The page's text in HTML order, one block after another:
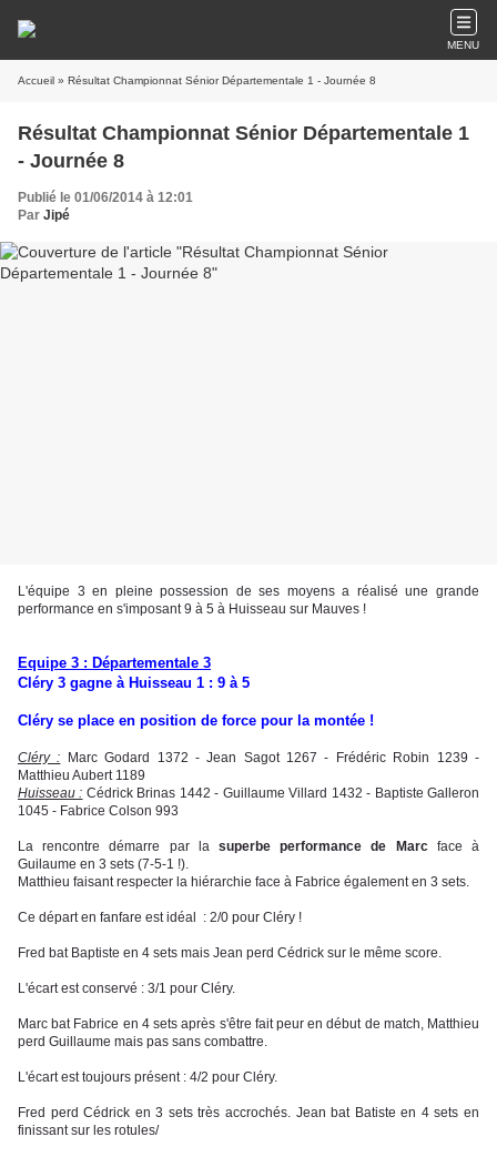
MENU
Accueil » Résultat Championnat Sénior Départementale 1 - Journée 8
Résultat Championnat Sénior Départementale 1
- Journée 8
Publié le 01/06/2014 à 12:01
Par Jipé
L'équipe 3 en pleine possession de ses moyens a réalisé une grande
performance en s'imposant 9 à 5 à Huisseau sur Mauves !
Equipe 3 : Départementale 3
Cléry 3 gagne à Huisseau 1 : 9 à 5
Cléry se place en position de force pour la montée !
Cléry : Marc Godard 1372 - Jean Sagot 1267 - Frédéric Robin 1239 -
Matthieu Aubert 1189
Huisseau : Cédrick Brinas 1442 - Guillaume Villard 1432 - Baptiste Galleron
1045 - Fabrice Colson 993
La rencontre démarre par la superbe performance de Marcface à
Guilaume en 3 sets (7-5-1 !).
Matthieu faisant respecter la hiérarchie face à Fabrice également en 3 sets.
Ce départ en fanfare est idéal : 2/0 pour Cléry !
Fred bat Baptiste en 4 sets mais Jean perd Cédrick sur le même score.
L'écart est conservé : 3/1 pour Cléry.
Marc bat Fabrice en 4 sets après s'être fait peur en début de match, Matthieu
perd Guillaume mais pas sans combattre.
L'écart est toujours présent : 4/2 pour Cléry.
Fred perd Cédrick en 3 sets très accrochés. Jean bat Batiste en 4 sets en
finissant sur les rotules/